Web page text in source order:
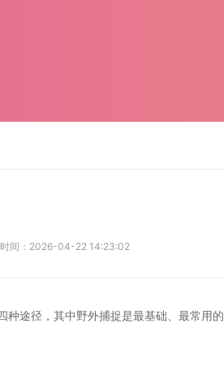
间： 2026-04-22 14:23:02
种途径，其中野外捕捉是最基础、最常用的